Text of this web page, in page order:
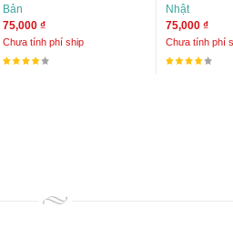
Bản
75,000 ₫
Chưa tính phí ship
Nhật
75,000 ₫
Chưa tính phí